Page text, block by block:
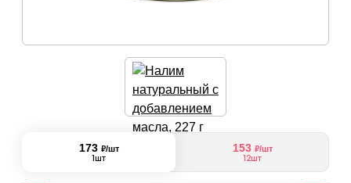
173 ₽/шт
1шт
153 ₽/шт
12шт